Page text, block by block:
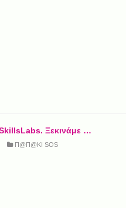
Ξεκινάμε …
Π@Π@ΚΙ SOS